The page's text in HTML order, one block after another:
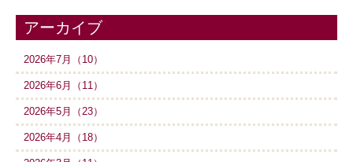
アーカイブ
2026年7月（10）
2026年6月（11）
2026年5月（23）
2026年4月（18）